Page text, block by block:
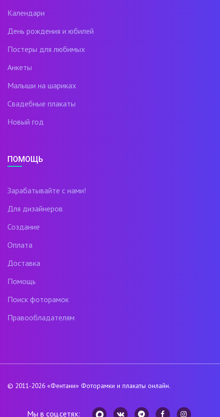
Календари
День рождения и юбилей
Постеры для любимых
Анкеты
Малыши на шариках
Свадебные плакаты
Новый год
ПОМОЩЬ
Зарабатывайте с нами!
Для дизайнеров
Создание
Оплата
Доставка
Помощь
Поиск фоторамок
Правообладателям
© 2011-2026 «Фентани» Фоторамки и плакаты онлайн.
Мы в соц.сетях: